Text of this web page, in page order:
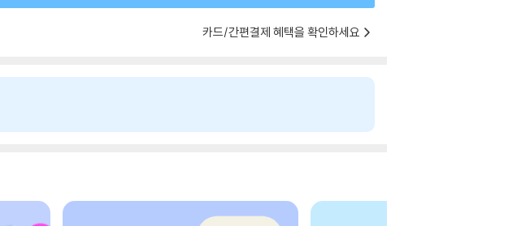
카드/간편결제 혜택을 확인하세요